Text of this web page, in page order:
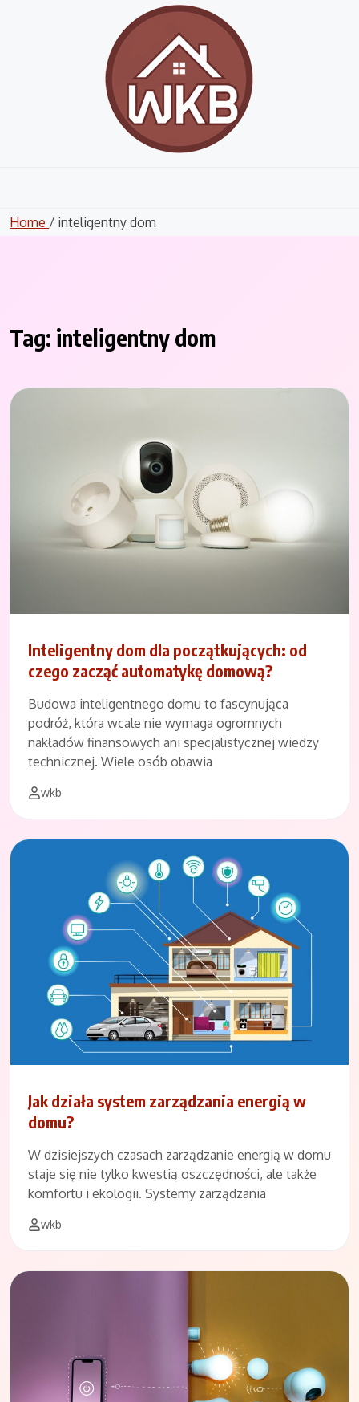
Home / inteligentny dom
Tag: inteligentny dom
Inteligentny dom dla początkujących: od
czego zacząć automatykę domową?
Budowa inteligentnego domu to fascynująca
podróż, która wcale nie wymaga ogromnych
nakładów finansowych ani specjalistycznej wiedzy
technicznej. Wiele osób obawia
wkb
Jak działa system zarządzania energią w
domu?
W dzisiejszych czasach zarządzanie energią w domu
staje się nie tylko kwestią oszczędności, ale także
komfortu i ekologii. Systemy zarządzania
wkb